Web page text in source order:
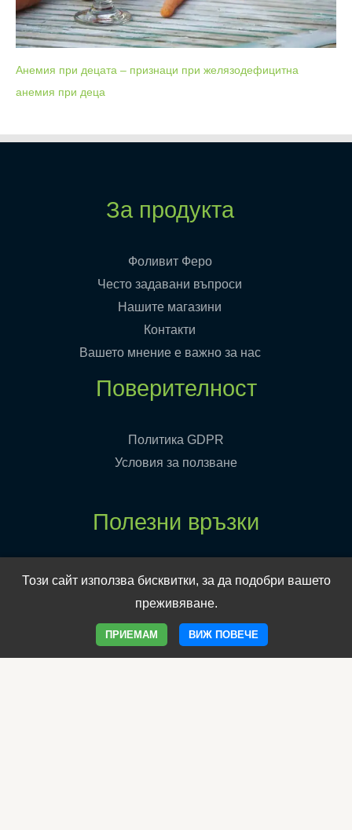
Анемия при децата – признаци при желязодефицитна
анемия при деца
За продукта
Фоливит Феро
Често задавани въпроси
Нашите магазини
Контакти
Вашето мнение е важно за нас
Поверителност
Политика GDPR
Условия за ползване
Полезни връзки
Електронен магазин
Програма Имунитет
Този сайт използва бисквитки, за да подобри вашето
преживяване.
ПРИЕМАМ ВИЖ ПОВЕЧЕ